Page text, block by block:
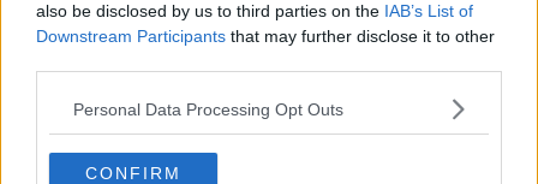
also be disclosed by us to third parties on the IAB’s List of
Downstream Participants that may further disclose it to other
Personal Data Processing Opt Outs
CONFIRM
Opskriftsinfo